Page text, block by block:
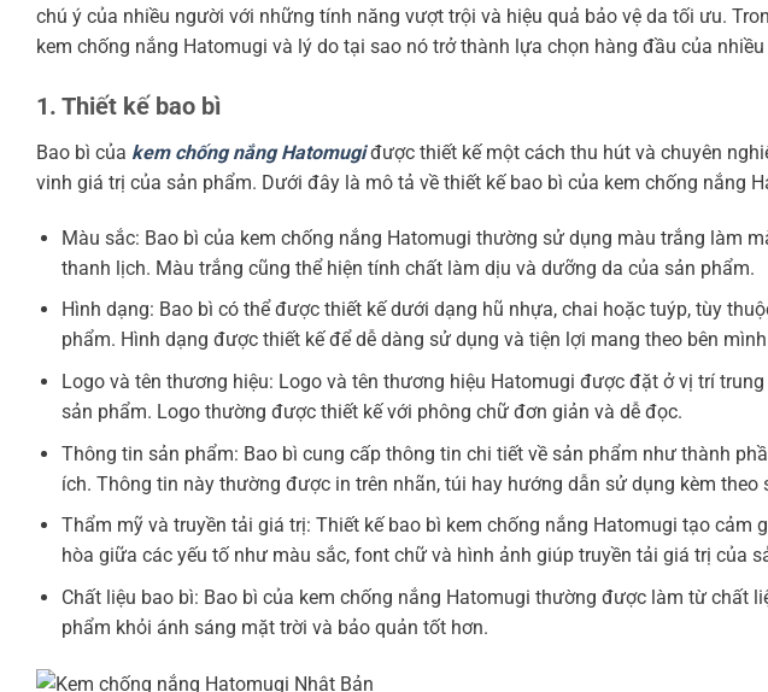
chú ý của nhiều người với những tính năng vượt trội và hiệu quả bảo vệ da tối ưu.
kem chống nắng Hatomugi và lý do tại sao nó trở thành lựa chọn hàng đầu của
1. Thiết kế bao bì
Bao bì của kem chống nắng Hatomugiđược thiết kế một cách thu hút và chuyên
vinh giá trị của sản phẩm. Dưới đây là mô tả về thiết kế bao bì của kem chống nắng
Màu sắc: Bao bì của kem chống nắng Hatomugi thường sử dụng màu trắng làm
thanh lịch. Màu trắng cũng thể hiện tính chất làm dịu và dưỡng da của sản phẩm.
Hình dạng: Bao bì có thể được thiết kế dưới dạng hũ nhựa, chai hoặc tuýp, tùy
phẩm. Hình dạng được thiết kế để dễ dàng sử dụng và tiện lợi mang theo bên
Logo và tên thương hiệu: Logo và tên thương hiệu Hatomugi được đặt ở vị trí
sản phẩm. Logo thường được thiết kế với phông chữ đơn giản và dễ đọc.
Thông tin sản phẩm: Bao bì cung cấp thông tin chi tiết về sản phẩm như thành
ích. Thông tin này thường được in trên nhãn, túi hay hướng dẫn sử dụng kèm theo
Thẩm mỹ và truyền tải giá trị: Thiết kế bao bì kem chống nắng Hatomugi tạo cảm
hòa giữa các yếu tố như màu sắc, font chữ và hình ảnh giúp truyền tải giá trị của
Chất liệu bao bì: Bao bì của kem chống nắng Hatomugi thường được làm từ chất
phẩm khỏi ánh sáng mặt trời và bảo quản tốt hơn.